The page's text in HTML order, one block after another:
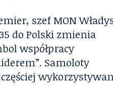
szef MON
do Polski zmienia
współpracy
Samoloty